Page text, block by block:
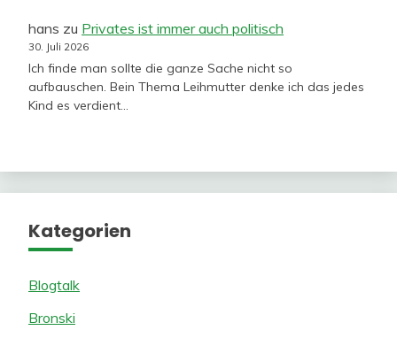
hans zu Privates ist immer auch politisch
30. Juli 2026
Ich finde man sollte die ganze Sache nicht so
aufbauschen. Bein Thema Leihmutter denke ich das jedes
Kind es verdient…
Kategorien
Blogtalk
Bronski